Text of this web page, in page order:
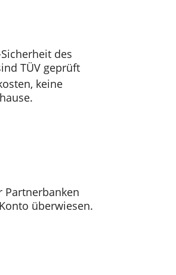
des
TÜV geprüft
keine
Partnerbanken
überwiesen.